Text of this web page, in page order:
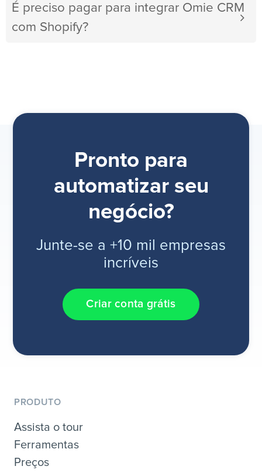
É preciso pagar para integrar Omie CRM
com Shopify?
Pronto para
automatizar seu
negócio?
Junte-se a +10 mil empresas
incríveis
Criar conta grátis
PRODUTO
Assista o tour
Ferramentas
Preços